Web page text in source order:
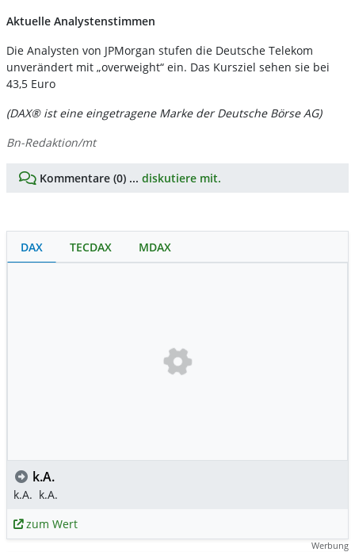
Aktuelle Analystenstimmen
Die Analysten von JPMorgan stufen die Deutsche Telekom
unverändert mit „overweight“ ein. Das Kursziel sehen sie bei
43,5 Euro
(DAX® ist eine eingetragene Marke der Deutsche Börse AG)
Bn-Redaktion/mt
Kommentare (0) ... diskutiere mit.
DAX TECDAX MDAX
k.A.
k.A. k.A.
zum Wert
Werbung